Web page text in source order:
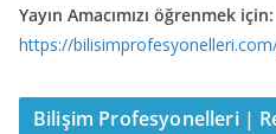
Yayın Amacımızı öğrenmek için:
https://
Bilişim Profesyonelleri |